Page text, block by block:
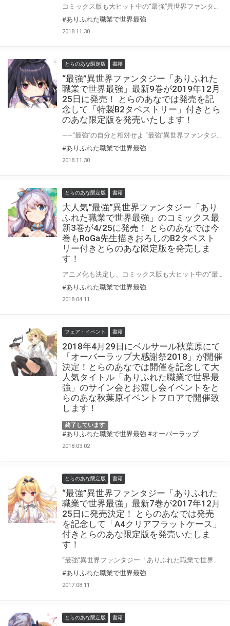
#ありふれた職業で世界最強
2018.11.30
とらのあな限定版 書籍
“最強”異世界ファンタジー「ありふれた
職業で世界最強」最新9巻が2019年12月
25日に発売！ とらのあなでは発売を記
念して「特製B2タペストリー」付きとら
のあな限定版を発売いたします！
#ありふれた職業で世界最強
2018.11.30
とらのあな限定版 書籍
大人気“最強”異世界ファンタジー「あり
ふれた職業で世界最強」のコミックス最
新3巻が4/25に発売！ とらのあなでは今
巻もRoGa先生描きおろしのB2タペスト
リー付きとらのあな限定版を発売しま
す！
#ありふれた職業で世界最強
2018.04.11
フェア・イベント 書籍
2018年4月29日にベルサール秋葉原にて
「オーバーラップ大感謝祭2018」が開催
決定！とらのあなでは開催を記念して大
人気タイトル「ありふれた職業で世界最
強」のサイン会とお渡し会イベントをと
らのあな秋葉原イベントフロアで開催致
します！
終了しています
#ありふれた職業で世界最強 #オーバーラップ
2018.03.02
とらのあな限定版 書籍
“最強”異世界ファンタジー「ありふれた
職業で世界最強」最新7巻が2017年12月
25日に発売決定！ とらのあなでは発売
を記念して「A4クリアフラットケース」
付きとらのあな限定版を発売いたしま
す！
#ありふれた職業で世界最強
2017.08.11
とらのあな限定版 書籍